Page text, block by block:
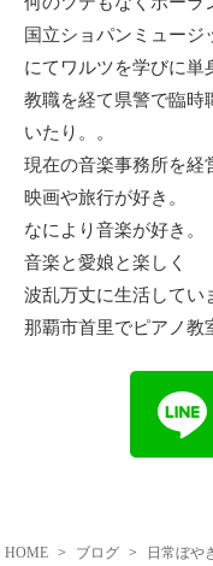
国立ショパンミュージ
にてワルツを学びに単
教職を経て県警で臨時
いたり。。
現在の音楽事務所を経
映画や旅行が好き。
なにより音楽が好き。
音楽と愛娘と楽しく
波乱万丈に生活してい
那覇市首里でピアノ教
HOME ブログ 日常ぼや